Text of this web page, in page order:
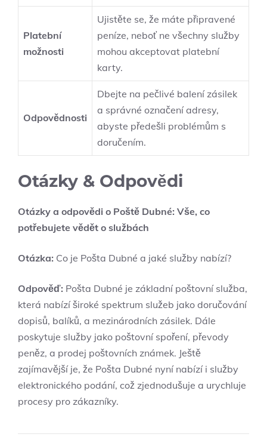
Platební
možnosti
Ujistěte se, že máte připravené
peníze, neboť ne všechny služby
mohou akceptovat platební
karty.
Odpovědnosti
Dbejte na pečlivé balení zásilek
a správné označení adresy,
abyste předešli problémům s
doručením.
Otázky & Odpovědi
Otázky a odpovědi o Poště Dubné: Vše, co
potřebujete vědět o službách
Otázka: Co je Pošta Dubné a jaké služby nabízí?
Odpověď: Pošta Dubné je základní poštovní služba,
která nabízí široké spektrum služeb jako doručování
dopisů, balíků, a mezinárodních zásilek. Dále
poskytuje služby jako poštovní spoření, převody
peněz, a prodej poštovních známek. Ještě
zajímavější je, že Pošta Dubné nyní nabízí i služby
elektronického podání, což zjednodušuje a urychluje
procesy pro zákazníky.